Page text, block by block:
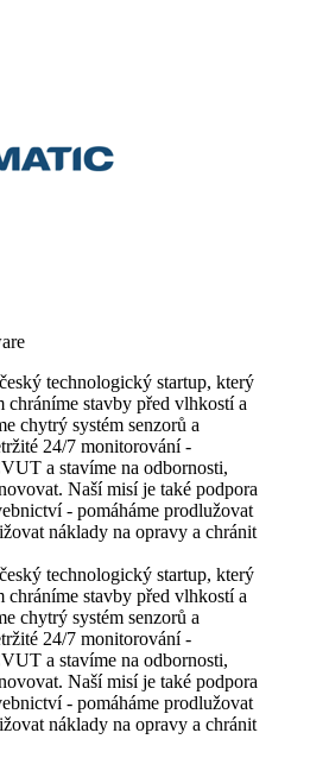
technologický startup, který
chráníme stavby před vlhkostí a
chytrý systém senzorů a
24/7 monitorování -
a stavíme na odbornosti,
Naší misí je také podpora
- pomáháme prodlužovat
náklady na opravy a chránit
technologický startup, který
chráníme stavby před vlhkostí a
chytrý systém senzorů a
24/7 monitorování -
a stavíme na odbornosti,
Naší misí je také podpora
- pomáháme prodlužovat
náklady na opravy a chránit